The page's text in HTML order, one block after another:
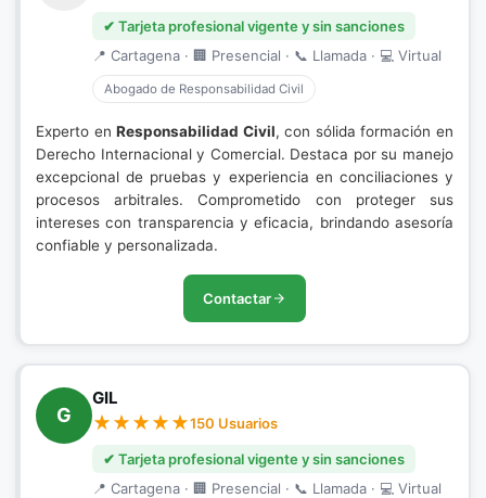
✔ Tarjeta profesional vigente y sin sanciones
📍 Cartagena · 🏢 Presencial · 📞 Llamada · 💻 Virtual
Abogado de Responsabilidad Civil
Experto enResponsabilidad Civil, con sólida formación en
Derecho Internacional y Comercial. Destaca por su manejo
excepcional de pruebas y experiencia en conciliaciones y
procesos arbitrales. Comprometido con proteger sus
intereses con transparencia y eficacia, brindando asesoría
confiable y personalizada.
Contactar
G
GIL
150 Usuarios
✔ Tarjeta profesional vigente y sin sanciones
📍 Cartagena · 🏢 Presencial · 📞 Llamada · 💻 Virtual